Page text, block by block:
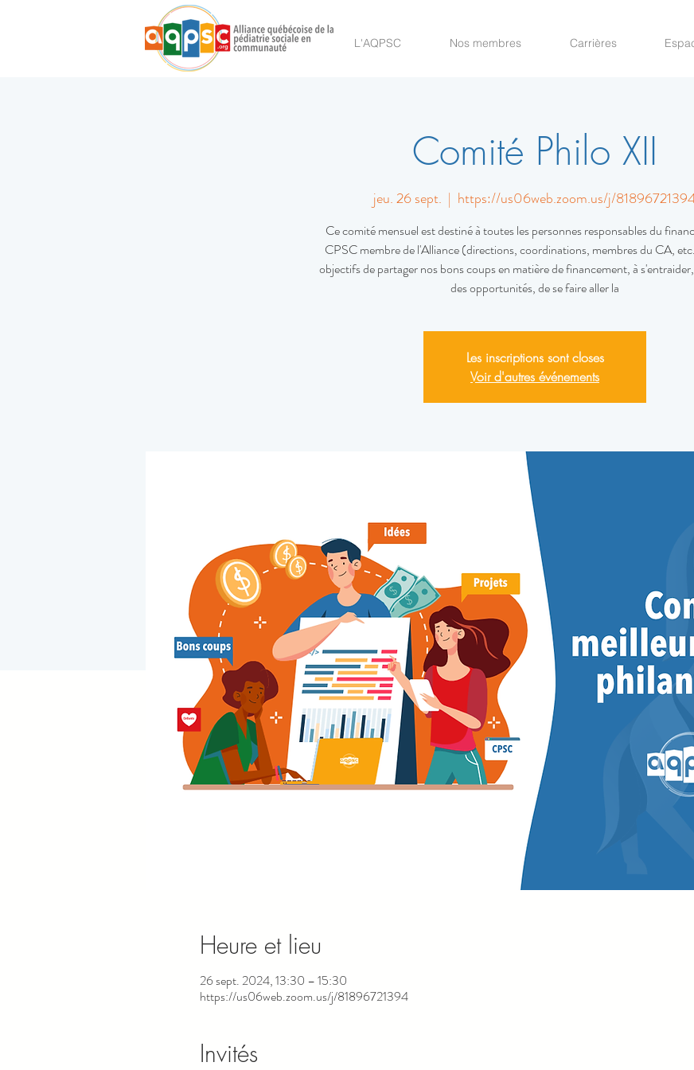
L'AQPSC Nos membres Carrières
Comité Philo XII
jeu. 26 sept.
  |
https://us06web.zoom.us/j/
Ce comité mensuel est destiné à toutes les personnes responsables du
CPSC membre de l'Alliance (directions, coordinations, membres du CA,
objectifs de partager nos bons coups en matière de financement, à
des opportunités, de se faire aller la
Les inscriptions sont closes
Voir d'autres événements
Heure et lieu
26 sept. 2024, 13:30 – 15:30
https://us06web.zoom.us/j/81896721394
Invités